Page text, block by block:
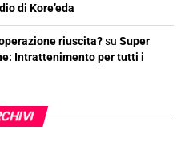
di Kore’eda
riuscita?su Super
Intrattenimento per tutti i